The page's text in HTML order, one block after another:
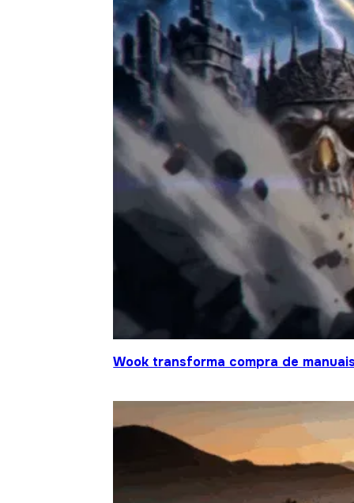
Wook transforma compra de